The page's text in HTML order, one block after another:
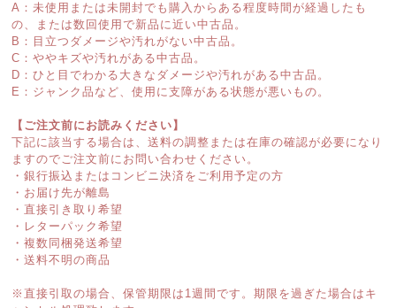
A：未使用または未開封でも購入からある程度時間が経過したも
の、または数回使用で新品に近い中古品。
B：目立つダメージや汚れがない中古品。
C：ややキズや汚れがある中古品。
D：ひと目でわかる大きなダメージや汚れがある中古品。
E：ジャンク品など、使用に支障がある状態が悪いもの。
【ご注文前にお読みください】
下記に該当する場合は、送料の調整または在庫の確認が必要になり
ますのでご注文前にお問い合わせください。
・銀行振込またはコンビニ決済をご利用予定の方
・お届け先が離島
・直接引き取り希望
・レターパック希望
・複数同梱発送希望
・送料不明の商品
※直接引取の場合、保管期限は1週間です。期限を過ぎた場合はキ